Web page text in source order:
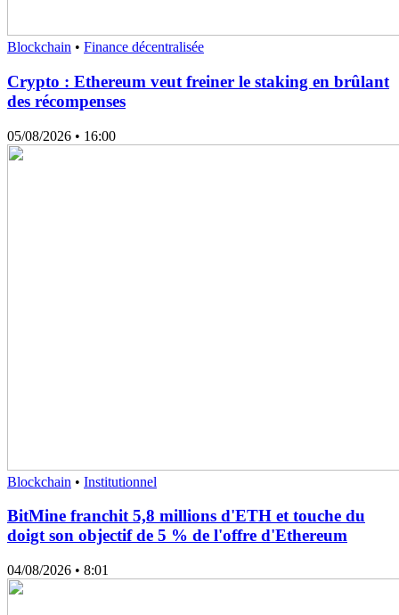
Blockchain • Finance décentralisée
Crypto : Ethereum veut freiner le staking en brûlant
des récompenses
05/08/2026 • 16:00
Blockchain • Institutionnel
BitMine franchit 5,8 millions d'ETH et touche du
doigt son objectif de 5 % de l'offre d'Ethereum
04/08/2026 • 8:01